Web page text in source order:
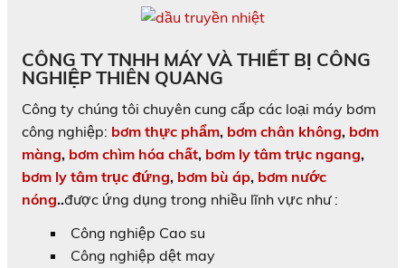
CÔNG TY TNHH MÁY VÀ THIẾT BỊ CÔNG
NGHIỆP THIÊN QUANG
Công ty chúng tôi chuyên cung cấp các loại máy bơm
công nghiệp: bơm thực phẩm, bơm chân không, bơm
màng, bơm chìm hóa chất, bơm ly tâm trục ngang,
bơm ly tâm trục đứng, bơm bù áp, bơm nước
nóng..được ứng dụng trong nhiều lĩnh vực như :
Công nghiệp Cao su
Công nghiệp dệt may